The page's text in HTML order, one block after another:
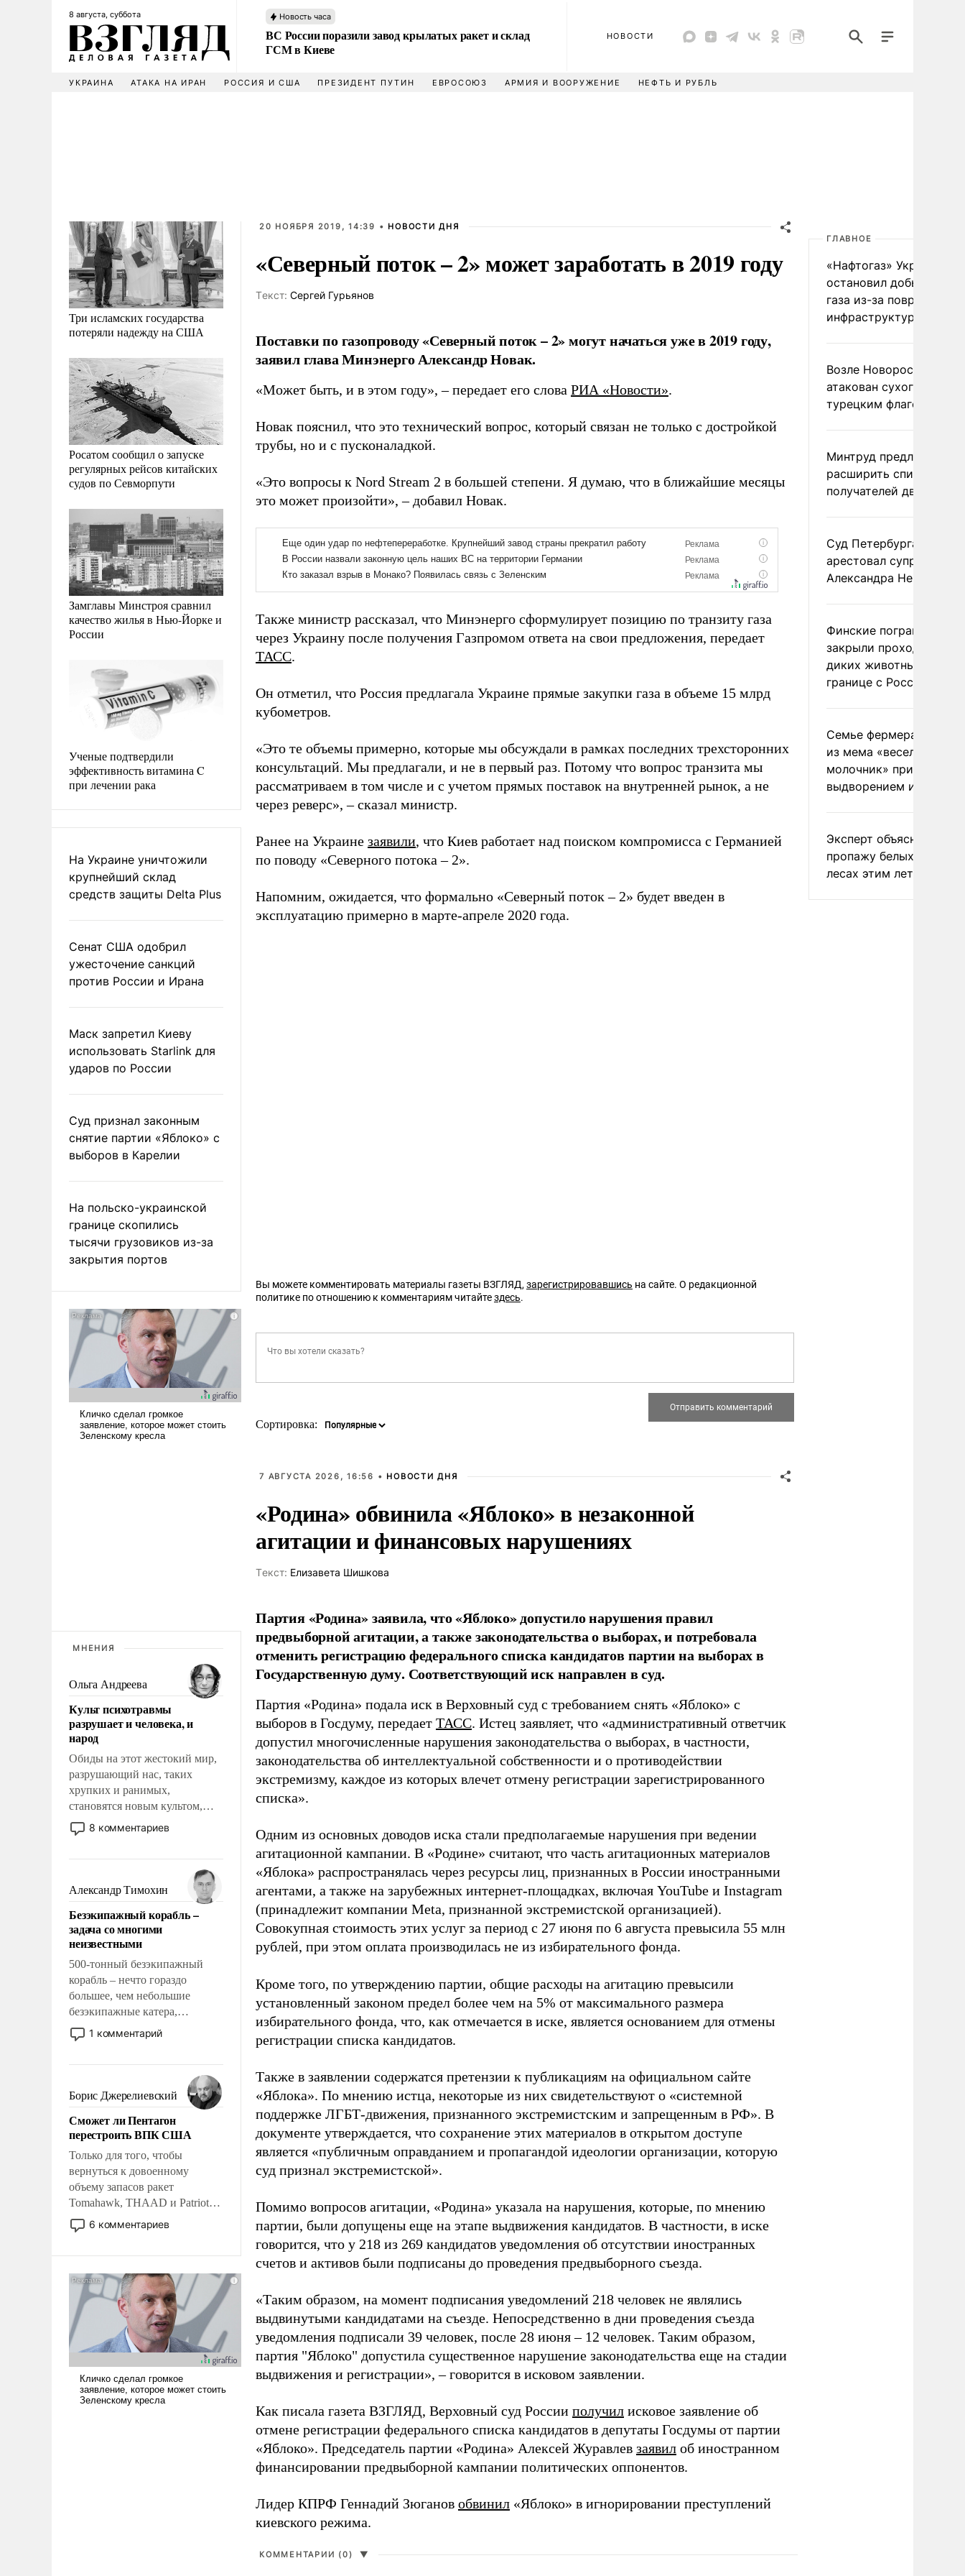
8 августа, суббота Новость часа
ВС России поразили завод крылатых ракет и склад
ГСМ в Киеве
НОВОСТИ
УКРАИНА АТАКА НА ИРАН РОССИЯ И США ПРЕЗИДЕНТ ПУТИН ЕВРОСОЮЗ АРМИЯ И ВООРУЖЕНИЕ НЕФТЬ И РУБЛЬ
Три исламских государства
потеряли надежду на США
Росатом сообщил о запуске
регулярных рейсов китайских
судов по Севморпути
Замглавы Минстроя сравнил
качество жилья в Нью-Йорке и
России
Ученые подтвердили
эффективность витамина C
при лечении рака
На Украине уничтожили
крупнейший склад
средств защиты Delta Plus
Сенат США одобрил
ужесточение санкций
против России и Ирана
Маск запретил Киеву
использовать Starlink для
ударов по России
Суд признал законным
снятие партии «Яблоко» с
выборов в Карелии
На польско-украинской
границе скопились
тысячи грузовиков из-за
закрытия портов
МНЕНИЯ
Ольга Андреева
Культ психотравмы
разрушает и человека, и
народ
Обиды на этот жестокий мир,
разрушающий нас, таких
хрупких и ранимых,
становятся новым культом,
постепенно вытесняя и
отменяя традиционное
мужественным и твердым под
ударами судьбы, брать на себя
ответственность, помогать
слабым, идти вперед и
адаптироваться.
8 комментариев
Александр Тимохин
Безэкипажный корабль –
задача со многими
неизвестными
500-тонный безэкипажный
корабль – нечто гораздо
большее, чем небольшие
безэкипажные катера,
применение которых уже
стало обыденностью. Задача по
сложна и амбициозна. Однако
и ее реализация радикально
поднимет наши боевые
возможности.
1 комментарий
Борис Джерелиевский
Сможет ли Пентагон
перестроить ВПК США
Только для того, чтобы
вернуться к довоенному
объему запасов ракет
Tomahawk, THAAD и Patriot
США потребуется более трех
лет. Даже небольшая война с
Сложившаяся ситуация
означает многолетний период
уязвимости США, например,
перед Китаем.
6 комментариев
20 НОЯБРЯ 2019, 14:39 • НОВОСТИ ДНЯ
«Северный поток – 2» может заработать в 2019 году
Tекст: Сергей Гурьянов
Поставки по газопроводу «Северный поток – 2» могут начаться уже в 2019 году,
заявил глава Минэнерго Александр Новак.
«Может быть, и в этом году», – передает его слова РИА «Новости».
Новак пояснил, что это технический вопрос, который связан не только с достройкой
трубы, но и с пусконаладкой.
«Это вопросы к Nord Stream 2 в большей степени. Я думаю, что в ближайшие месяцы
это может произойти», – добавил Новак.
Также министр рассказал, что Минэнерго сформулирует позицию по транзиту газа
через Украину после получения Газпромом ответа на свои предложения, передает
ТАСС.
Он отметил, что Россия предлагала Украине прямые закупки газа в объеме 15 млрд
кубометров.
«Это те объемы примерно, которые мы обсуждали в рамках последних трехсторонних
консультаций. Мы предлагали, и не в первый раз. Потому что вопрос транзита мы
рассматриваем в том числе и с учетом прямых поставок на внутренней рынок, а не
через реверс», – сказал министр.
Ранее на Украине заявили, что Киев работает над поиском компромисса с Германией
по поводу «Северного потока – 2».
Напомним, ожидается, что формально «Северный поток – 2» будет введен в
эксплуатацию примерно в марте-апреле 2020 года.
Вы можете комментировать материалы газеты ВЗГЛЯД, зарегистрировавшись на сайте. О редакционной
политике по отношению к комментариям читайтездесь.
Сортировка:
7 АВГУСТА 2026, 16:56 • НОВОСТИ ДНЯ
«Родина» обвинила «Яблоко» в незаконной
агитации и финансовых нарушениях
Tекст: Елизавета Шишкова
Партия «Родина» заявила, что «Яблоко» допустило нарушения правил
предвыборной агитации, а также законодательства о выборах, и потребовала
отменить регистрацию федерального списка кандидатов партии на выборах в
Государственную думу. Соответствующий иск направлен в суд.
Партия «Родина» подала иск в Верховный суд с требованием снять «Яблоко» с
выборов в Госдуму, передает ТАСС. Истец заявляет, что «административный ответчик
допустил многочисленные нарушения законодательства о выборах, в частности,
законодательства об интеллектуальной собственности и о противодействии
экстремизму, каждое из которых влечет отмену регистрации зарегистрированного
списка».
Одним из основных доводов иска стали предполагаемые нарушения при ведении
агитационной кампании. В «Родине» считают, что часть агитационных материалов
«Яблока» распространялась через ресурсы лиц, признанных в России иностранными
агентами, а также на зарубежных интернет-площадках, включая YouTube и Instagram
(принадлежит компании Meta, признанной экстремистской организацией).
Совокупная стоимость этих услуг за период с 27 июня по 6 августа превысила 55 млн
рублей, при этом оплата производилась не из избирательного фонда.
Кроме того, по утверждению партии, общие расходы на агитацию превысили
установленный законом предел более чем на 5% от максимального размера
избирательного фонда, что, как отмечается в иске, является основанием для отмены
регистрации списка кандидатов.
Также в заявлении содержатся претензии к публикациям на официальном сайте
«Яблока». По мнению истца, некоторые из них свидетельствуют о «системной
поддержке ЛГБТ-движения, признанного экстремистским и запрещенным в РФ». В
документе утверждается, что сохранение этих материалов в открытом доступе
является «публичным оправданием и пропагандой идеологии организации, которую
суд признал экстремистской».
Помимо вопросов агитации, «Родина» указала на нарушения, которые, по мнению
партии, были допущены еще на этапе выдвижения кандидатов. В частности, в иске
говорится, что у 218 из 269 кандидатов уведомления об отсутствии иностранных
счетов и активов были подписаны до проведения предвыборного съезда.
«Таким образом, на момент подписания уведомлений 218 человек не являлись
выдвинутыми кандидатами на съезде. Непосредственно в дни проведения съезда
уведомления подписали 39 человек, после 28 июня – 12 человек. Таким образом,
партия "Яблоко" допустила существенное нарушение законодательства еще на стадии
выдвижения и регистрации», – говорится в исковом заявлении.
Как писала газета ВЗГЛЯД, Верховный суд России получил исковое заявление об
отмене регистрации федерального списка кандидатов в депутаты Госдумы от партии
«Яблоко». Председатель партии «Родина» Алексей Журавлев заявил об иностранном
финансировании предвыборной кампании политических оппонентов.
Лидер КПРФ Геннадий Зюганов обвинил «Яблоко» в игнорировании преступлений
киевского режима.
КОММЕНТАРИИ (0) ▼
ГЛАВНОЕ
«Нафтогаз» Украины
остановил добычу
газа из-за повреждения
инфраструктуры
Возле Новороссийска
атакован сухогруз под
турецким флагом
Минтруд предложил
расширить список
получателей двух
Суд Петербурга заочно
арестовал супругу
Александра Невзорова
Финские пограничники
закрыли проходы для
диких животных на
границе с Россией
Семье фермера
из мема «веселый
молочник» пригрозили
выдворением из
Эксперт объяснил
пропажу белых грибов
лесах этим летом